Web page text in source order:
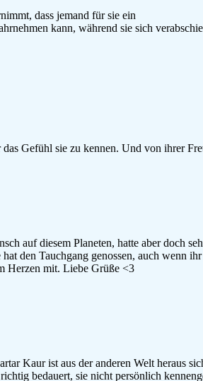
dass jemand für sie ein
kann, während sie sich
Gefühl sie zu kennen. Und von ihrer
auf diesem Planeten, hatte aber doch
den Tauchgang genossen, auch wenn
Herzen mit. Liebe Grüße <3
Kaur ist aus der anderen Welt heraus
bedauert, sie nicht persönlich